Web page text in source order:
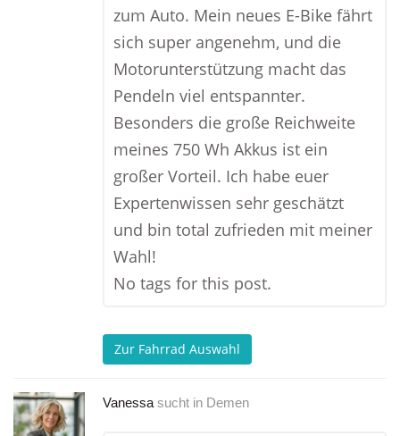
zum Auto. Mein neues E-Bike fährt
sich super angenehm, und die
Motorunterstützung macht das
Pendeln viel entspannter.
Besonders die große Reichweite
meines 750 Wh Akkus ist ein
großer Vorteil. Ich habe euer
Expertenwissen sehr geschätzt
und bin total zufrieden mit meiner
Wahl!
No tags for this post.
Zur Fahrrad Auswahl
Vanessa sucht in Demen